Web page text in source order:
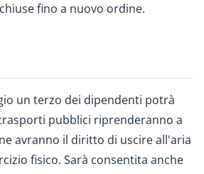
fino a nuovo ordine.
un terzo dei dipendenti potrà
pubblici riprenderanno a
avranno il diritto di uscire all'aria
fisico. Sarà consentita anche